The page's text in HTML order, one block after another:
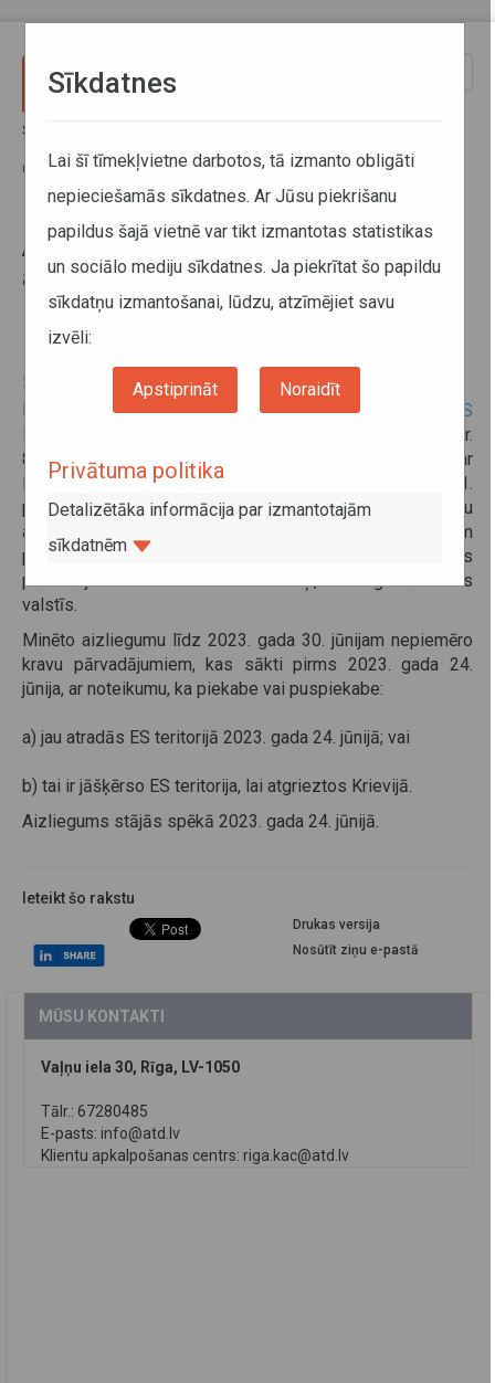
Sākums
reģistrētām piekabēm un puspiekabēm
Aizliegums veikt kravu
autopārvadājumus ES teritorijā ar
Krievijā reģistrētām piekabēm un
puspiekabēm
26. jūnijs 2023
Informējam, ka saskaņā ar 2023. gada 23. jūnija
PADOMES
(ar kuru groza Regulu (ES) Nr.
833/2014 par ierobežojošiem pasākumiem saistībā ar
Krievijas darbībām, kas destabilizē situāciju Ukrainā) 1.
panta 17) punktu tiek paplašināts aizliegums veikt kravu
autopārvadājumus ES teritorijā ar Krievijā reģistrētām
piekabēm un puspiekabēm, tostarp arī tad, ja minētos
pārvadājumus veic kravas automobiļi, kas reģistrēti citās
valstīs.
Minēto aizliegumu līdz 2023. gada 30. jūnijam nepiemēro
kravu pārvadājumiem, kas sākti pirms 2023. gada 24.
jūnija, ar noteikumu, ka piekabe vai puspiekabe:
a) jau atradās ES teritorijā 2023. gada 24. jūnijā; vai
b) tai ir jāšķērso ES teritorija, lai atgrieztos Krievijā.
Aizliegums stājās spēkā 2023. gada 24. jūnijā.
Ieteikt šo rakstu
Drukas versija
Nosūtīt ziņu e-pastā
MŪSU KONTAKTI
Vaļņu iela 30, Rīga, LV-1050
Tālr.: 67280485
E-pasts: info@atd.lv
Klientu apkalpošanas centrs: riga.kac@atd.lv
Sīkdatnes
Lai šī tīmekļvietne darbotos, tā izmanto obligāti
nepieciešamās sīkdatnes. Ar Jūsu piekrišanu
papildus šajā vietnē var tikt izmantotas statistikas
un sociālo mediju sīkdatnes. Ja piekrītat šo papildu
sīkdatņu izmantošanai, lūdzu, atzīmējiet savu
izvēli:
Apstiprināt Noraidīt
Privātuma politika
Detalizētāka informācija par izmantotajām
sīkdatnēm